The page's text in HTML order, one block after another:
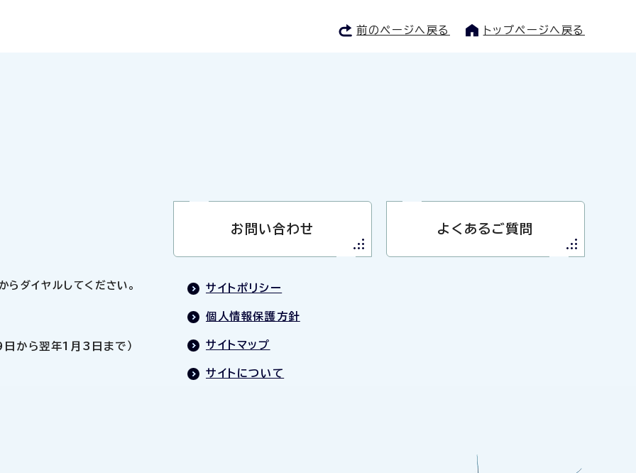
前のページへ戻る トップページへ戻る
イヤルしてください。
日から翌年1月3日まで）
お問い合わせ よくあるご質問
サイトポリシー
個人情報保護方針
サイトマップ
サイトについて